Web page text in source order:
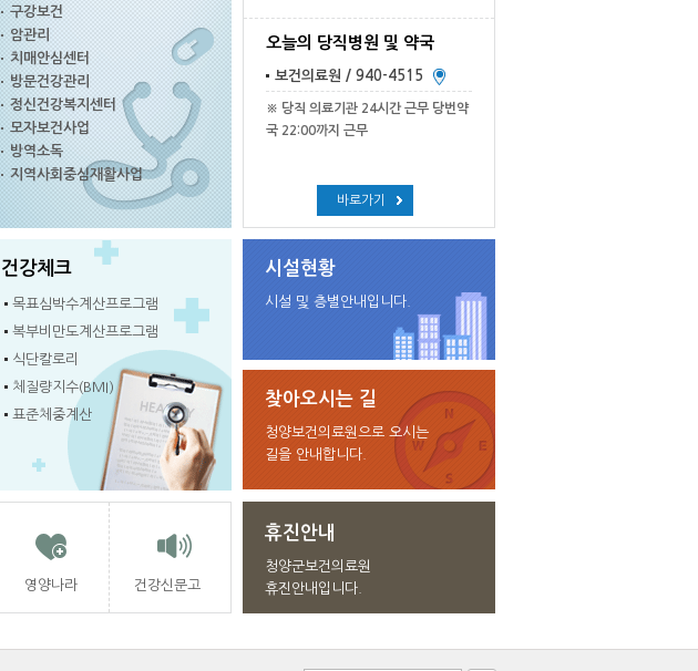
구강보건
암관리
치매안심센터
방문건강관리
정신건강복지센터
모자보건사업
방역소독
지역사회중심재활사업
오늘의 당직병원 및 약국
보건의료원 / 940-4515
※ 당직 의료기관 24시간 근무 당번약
국 22:00까지 근무
바로가기
건강체크
목표심박수계산프로그램
복부비만도계산프로그램
식단칼로리
체질량지수(BMI)
표준체중계산
시설현황
시설 및 층별안내입니다.
찾아오시는 길
청양보건의료원으로 오시는
길을 안내합니다.
영양나라 건강신문고
휴진안내
청양군보건의료원
휴진안내입니다.